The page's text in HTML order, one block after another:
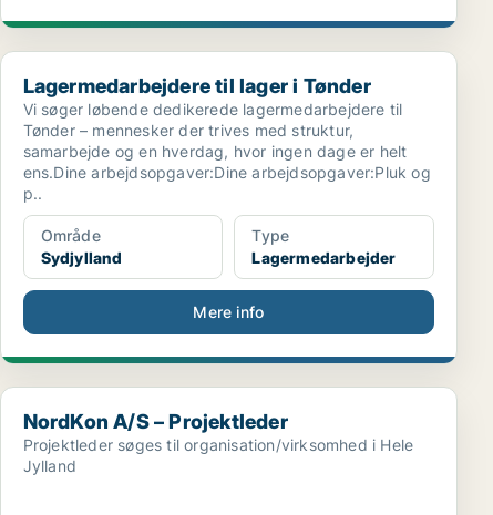
Lagermedarbejdere til lager i Tønder
Lagermedarbejdere til lager i Tønder
Vi søger løbende dedikerede lagermedarbejdere til
Tønder – mennesker der trives med struktur,
samarbejde og en hverdag, hvor ingen dage er helt
ens.Dine arbejdsopgaver:Dine arbejdsopgaver:Pluk og
p..
Område
Sydjylland
Type
Lagermedarbejder
Mere info
NordKon A/S – Projektleder
NordKon A/S – Projektleder
Projektleder søges til organisation/virksomhed i Hele
Jylland